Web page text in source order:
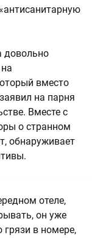
довольно
вместо
на парня
Вместе с
о странном
обнаруживает
отеле,
он уже
грязи в номере,